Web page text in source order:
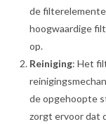
de
hoogwaardige
op.
Reiniging: Het
de opgehoopte
zorgt ervoor dat